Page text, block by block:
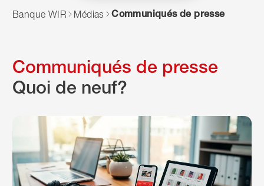
Banque WIR Médias Communiqués de presse
Communiqués de presse
Quoi de neuf?